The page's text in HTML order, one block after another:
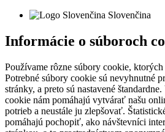
Slovenčina
Informácie o súboroch
Používame rôzne súbory cookie,
Potrebné súbory cookie sú nevyhnutné
stránky, a preto sú nastavené
cookie nám pomáhajú vytvárať našu
potrieb a neustále ju zlepšovať.
pomáhajú pochopiť, ako návštevníci